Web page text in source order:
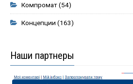
Компромат(54)
Концепции (163)
Наши партнеры